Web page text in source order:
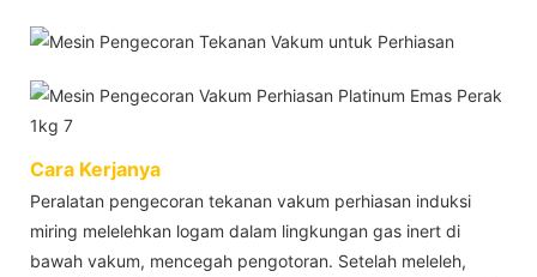
Cara Kerjanya
Peralatan pengecoran tekanan vakum perhiasan induksi
miring melelehkan logam dalam lingkungan gas inert di
bawah vakum, mencegah pengotoran. Setelah meleleh,